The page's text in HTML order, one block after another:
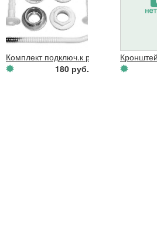
Комплект подключ.к радиатору 1/2"(с
180 руб.